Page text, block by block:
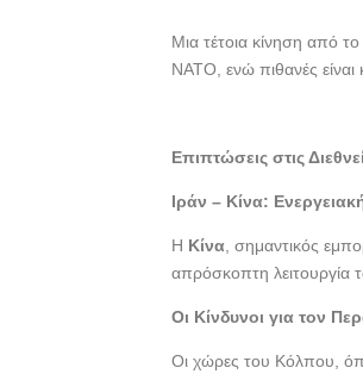
Μια τέτοια κίνηση από
ΝΑΤΟ, ενώ πιθανές είναι
Επιπτώσεις στις
Ιράν – Κίνα:
Η Κίνα , σημαντικός
απρόσκοπτη λειτουργία
Οι Κίνδυνοι για τον
Οι χώρες του Κόλπου,